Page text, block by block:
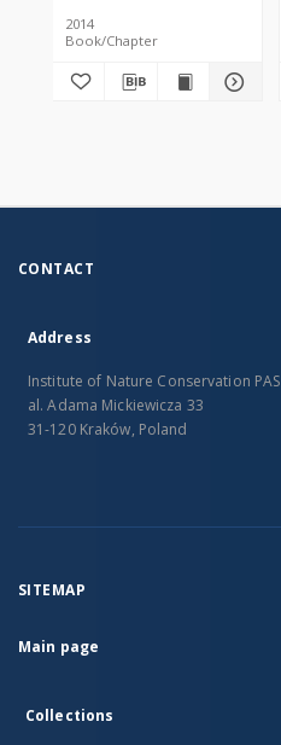
2014
Book/Chapter
CONTACT
Address
Institute of Nature Conservation PAS
al. Adama Mickiewicza 33
31-120 Kraków, Poland
SITEMAP
Main page
Collections